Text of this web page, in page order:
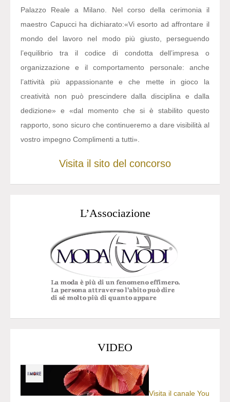
Palazzo Reale a Milano. Nel corso della cerimonia il
maestro Capucci ha dichiarato:«Vi esorto ad affrontare il
mondo del lavoro nel modo più giusto, perseguendo
l’equilibrio tra il codice di condotta dell’impresa o
organizzazione e il comportamento personale: anche
l’attività più appassionante e che mette in gioco la
creatività non può prescindere dalla disciplina e dalla
dedizione» e «dal momento che si è stabilito questo
rapporto, sono sicuro che continueremo a dare visibilità al
vostro impegno Complimenti a tutti».
Visita il sito del concorso
L’Associazione
VIDEO
Visita il canale You